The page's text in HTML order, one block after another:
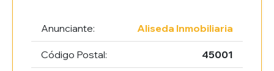
Anunciante: Aliseda Inmobiliaria
Código Postal: 45001